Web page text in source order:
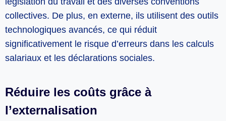
collectives. De plus, en externe, ils utilisent des outils
technologiques avancés, ce qui réduit
significativement le risque d’erreurs dans les calculs
salariaux et les déclarations sociales.
Réduire les coûts grâce à
l’externalisation